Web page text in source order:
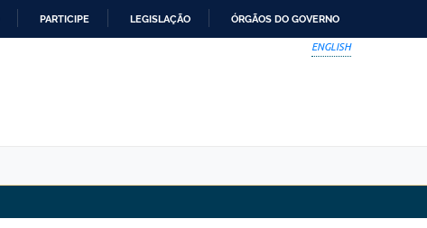
PARTICIPE LEGISLAÇÃO ÓRGÃOS DO GOVERNO
ENGLISH